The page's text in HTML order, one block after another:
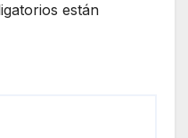
están